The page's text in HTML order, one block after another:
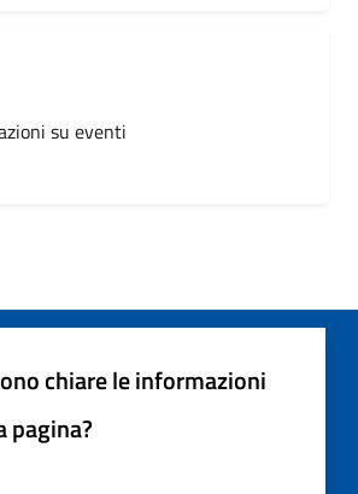
su eventi
chiare le informazioni
pagina?